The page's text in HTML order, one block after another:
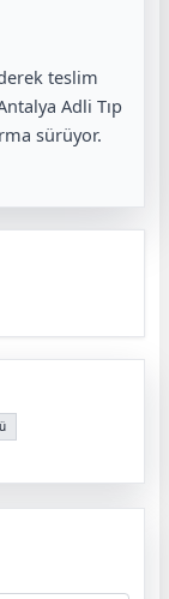
teslim
Adli Tıp
sürüyor.